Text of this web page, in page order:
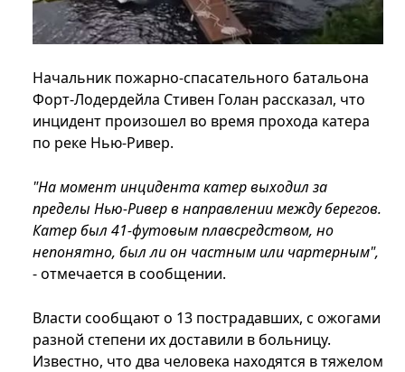
Начальник пожарно-спасательного батальона
Форт-Лодердейла Стивен Голан рассказал, что
инцидент произошел во время прохода катера
по реке Нью-Ривер.
"На момент инцидента катер выходил за
пределы Нью-Ривер в направлении между берегов.
Катер был 41-футовым плавсредством, но
непонятно, был ли он частным или чартерным",
- отмечается в сообщении.
Власти сообщают о 13 пострадавших, с ожогами
разной степени их доставили в больницу.
Известно, что два человека находятся в тяжелом